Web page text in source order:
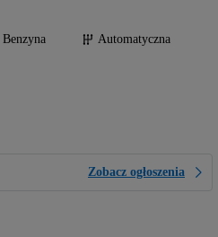
Benzyna
Automatyczna
Zobacz ogłoszenia